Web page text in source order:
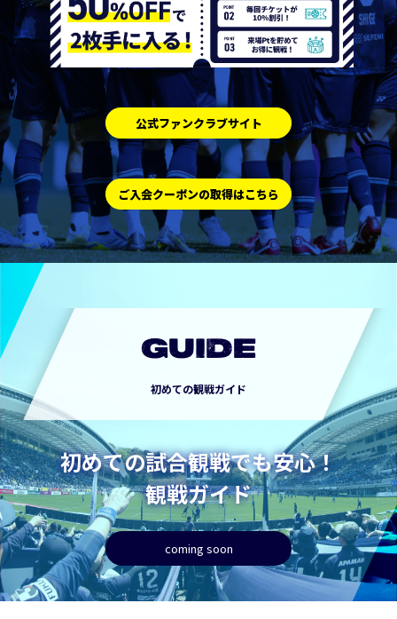
公式ファンクラブサイト
ご入会クーポンの取得はこちら
GUIDE
初めての観戦ガイド
初めての試合観戦でも安心！
観戦ガイド
coming soon